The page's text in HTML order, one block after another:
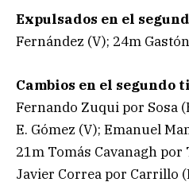
Expulsados en el
Fernández (V); 24m
Cambios en el segundo
Fernando Zuqui por Sosa
E. Gómez (V); Emanuel
21m Tomás Cavanagh por
Javier Correa por Carrillo